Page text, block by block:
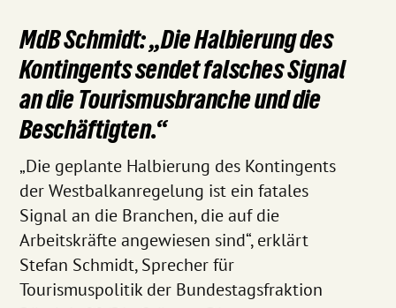
MdB Schmidt: „Die Halbierung des
Kontingents sendet falsches Signal
an die Tourismusbranche und die
Beschäftigten.“
„Die geplante Halbierung des Kontingents
der Westbalkanregelung ist ein fatales
Signal an die Branchen, die auf die
Arbeitskräfte angewiesen sind“, erklärt
Stefan Schmidt, Sprecher für
Tourismuspolitik der Bundestagsfraktion